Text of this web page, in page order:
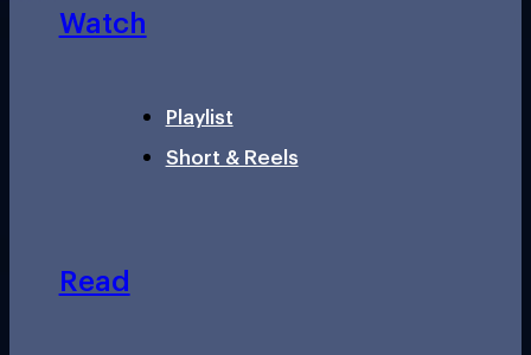
Watch
Playlist
Short & Reels
Read